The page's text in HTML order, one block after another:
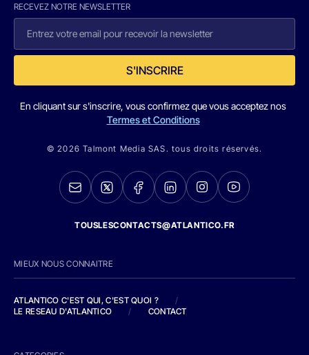
RECEVEZ NOTRE NEWSLETTER
S'INSCRIRE
En cliquant sur s'inscrire, vous confirmez que vous acceptez nos
Termes et Conditions
© 2026 Talmont Media SAS. tous droits réservés.
TOUSLESCONTACTS@ATLANTICO.FR
MIEUX NOUS CONNAITRE
ATLANTICO C'EST QUI, C'EST QUOI ?
/
LE RESEAU D'ATLANTICO
/ CONTACT